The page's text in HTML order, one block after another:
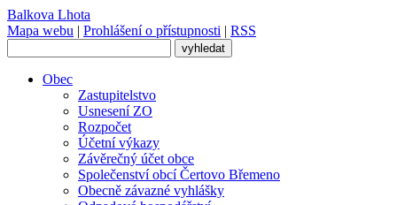
Balkova Lhota
Mapa webu | Prohlášení o přístupnosti | RSS
Obec
Zastupitelstvo
Usnesení ZO
Rozpočet
Účetní výkazy
Závěrečný účet obce
Společenství obcí Čertovo Břemeno
Obecně závazné vyhlášky